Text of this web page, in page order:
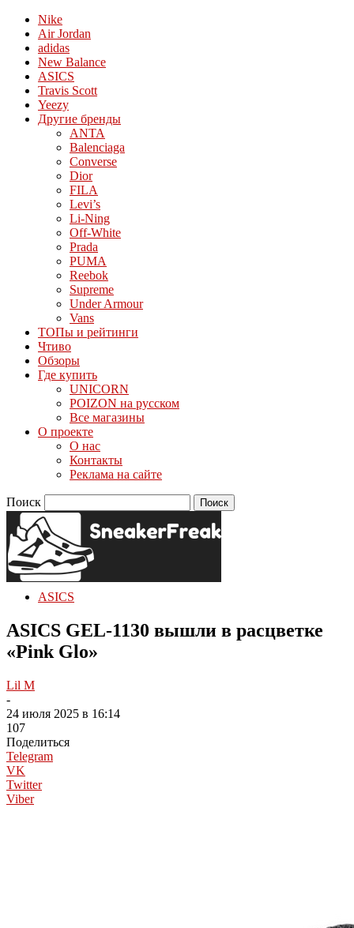
Nike
Air Jordan
adidas
New Balance
ASICS
Travis Scott
Yeezy
Другие бренды
ANTA
Balenciaga
Converse
Dior
FILA
Levi’s
Li-Ning
Off-White
Prada
PUMA
Reebok
Supreme
Under Armour
Vans
ТОПы и рейтинги
Чтиво
Обзоры
Где купить
UNICORN
POIZON на русском
Все магазины
О проекте
О нас
Контакты
Реклама на сайте
Поиск
ASICS
ASICS GEL-1130 вышли в расцветке
«Pink Glo»
Lil M
-
24 июля 2025 в 16:14
107
Поделиться
Telegram
VK
Twitter
Viber